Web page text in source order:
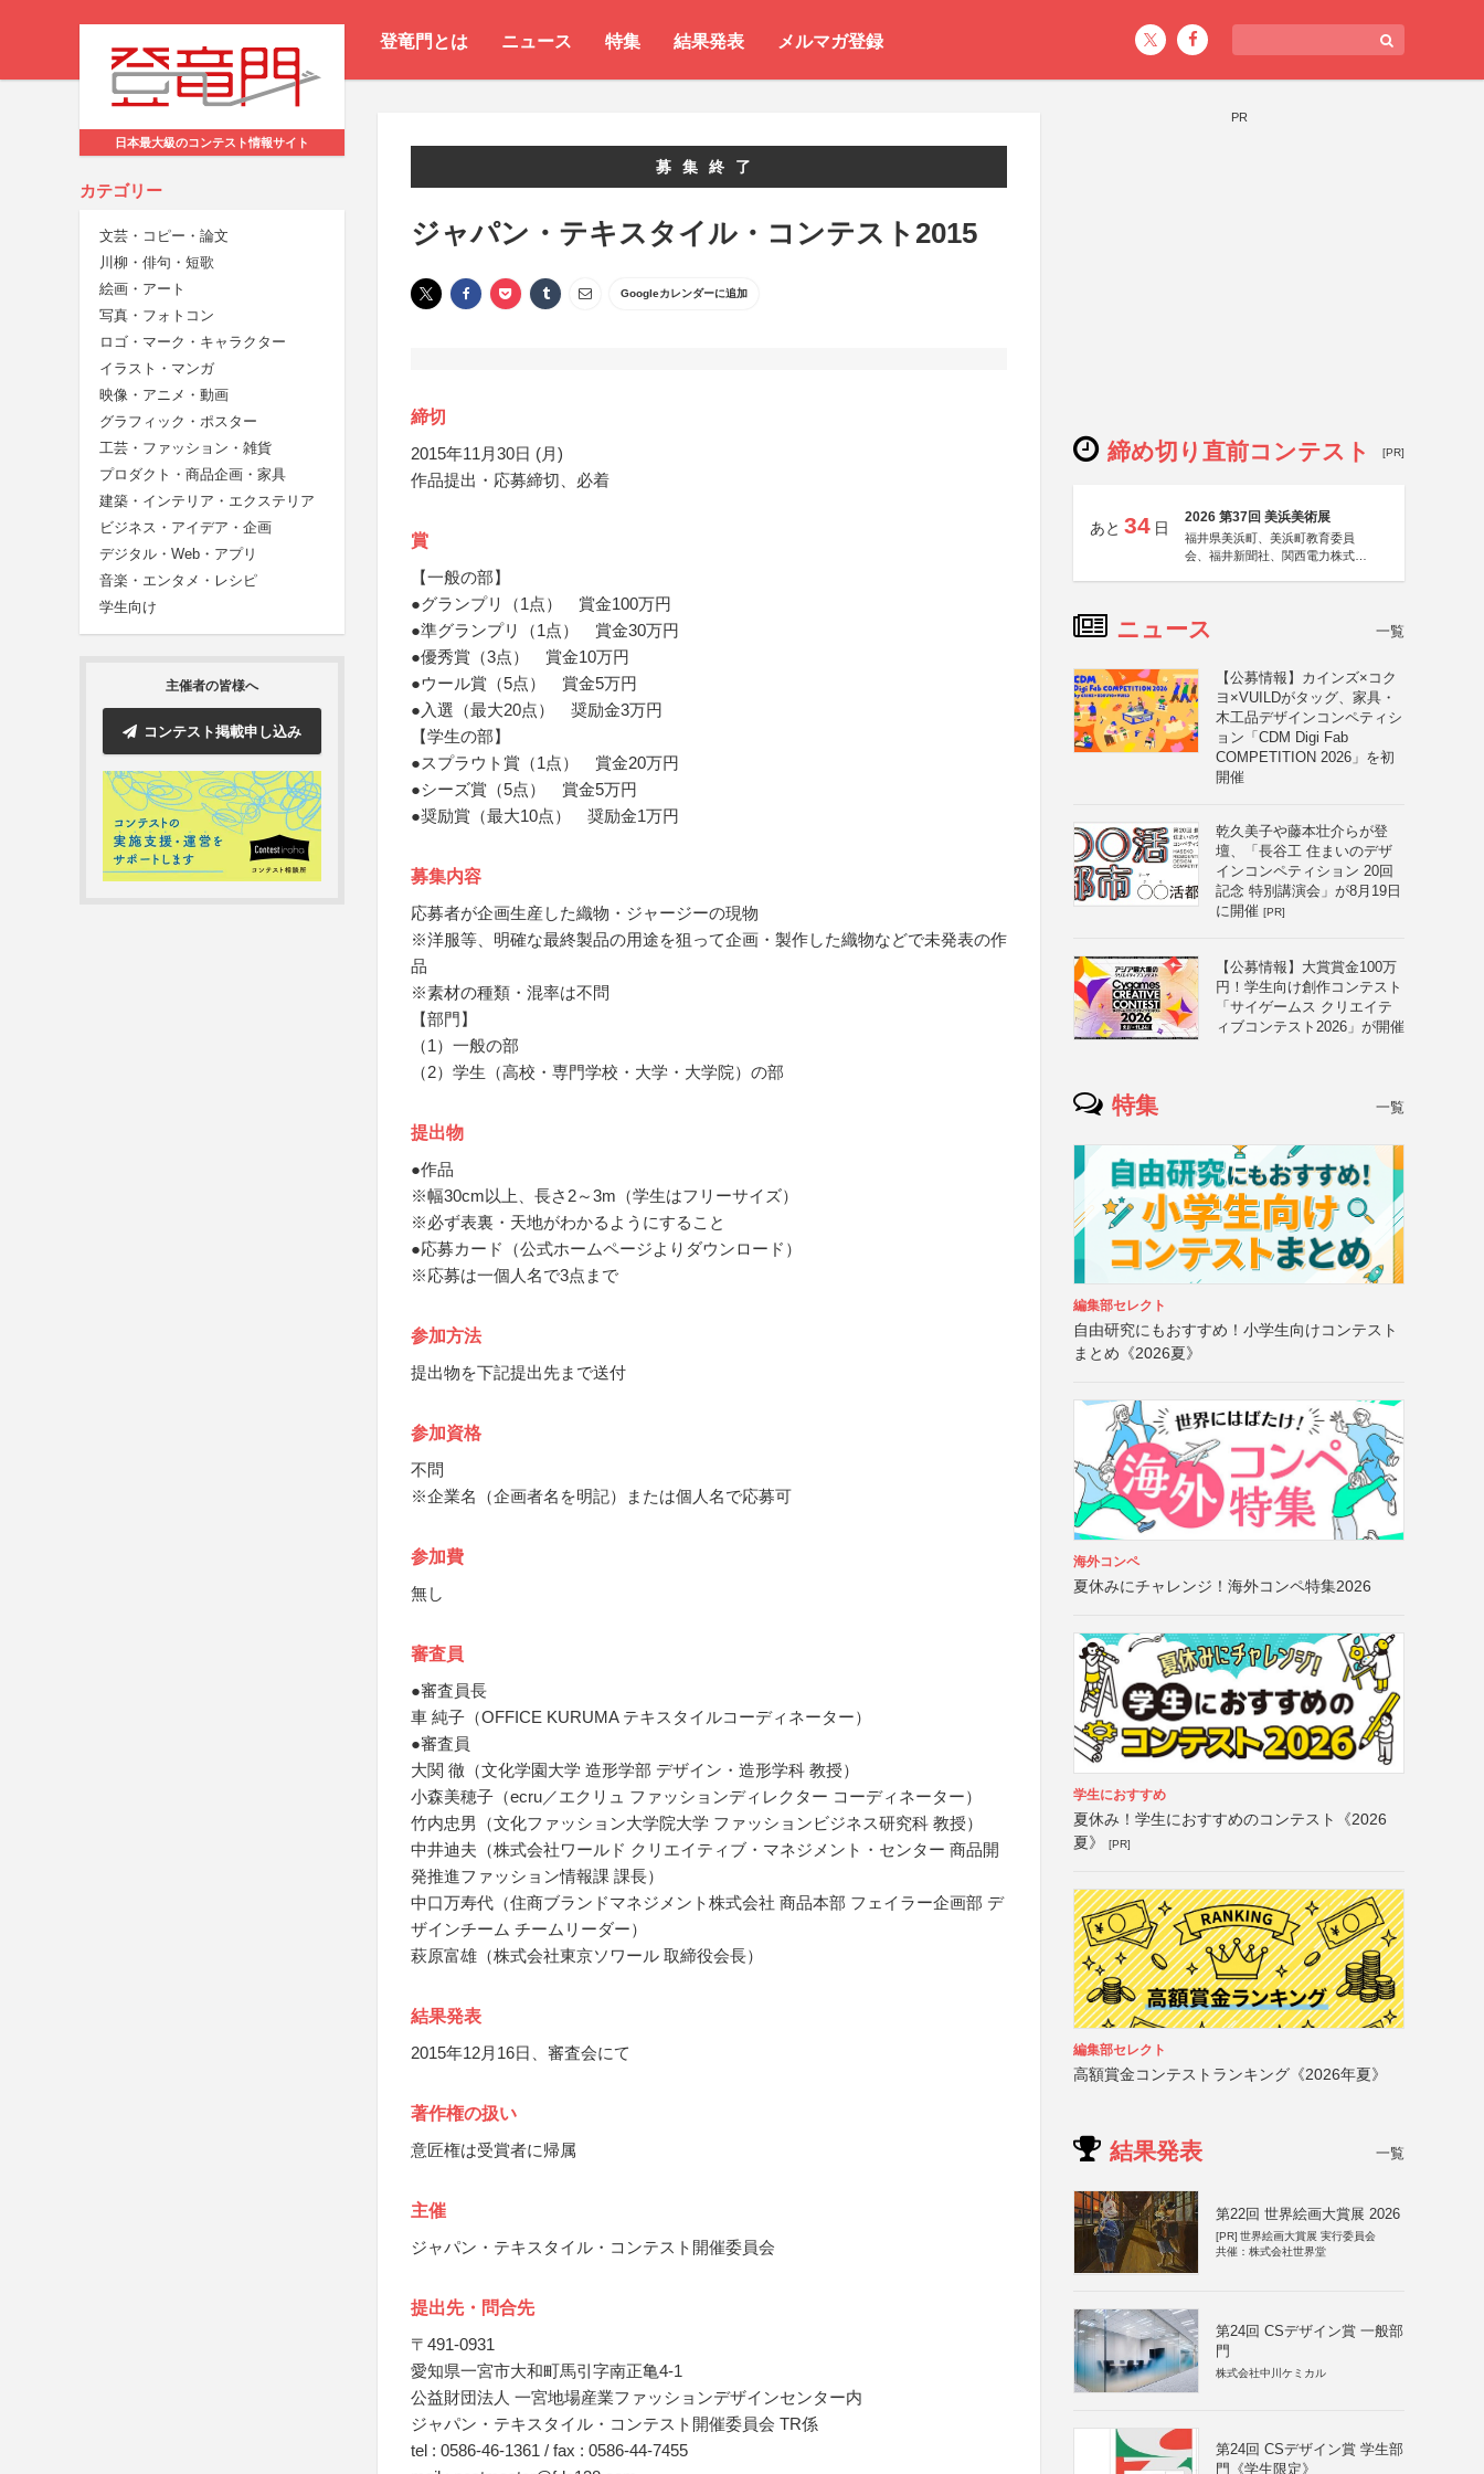
登竜門とは ニュース 特集 結果発表 メルマガ登録
日本最大級のコンテスト情報サイト
カテゴリー
文芸・コピー・論文
川柳・俳句・短歌
絵画・アート
写真・フォトコン
ロゴ・マーク・キャラクター
イラスト・マンガ
映像・アニメ・動画
グラフィック・ポスター
工芸・ファッション・雑貨
プロダクト・商品企画・家具
建築・インテリア・エクステリア
ビジネス・アイデア・企画
デジタル・Web・アプリ
音楽・エンタメ・レシピ
学生向け
主催者の皆様へ
コンテスト掲載申し込み
募集終了
ジャパン・テキスタイル・コンテスト2015
Googleカレンダーに追加
締切
2015年11月30日 (月)
作品提出・応募締切、必着
賞
【一般の部】
●グランプリ（1点） 賞金100万円
●準グランプリ（1点） 賞金30万円
●優秀賞（3点） 賞金10万円
●ウール賞（5点） 賞金5万円
●入選（最大20点） 奨励金3万円
【学生の部】
●スプラウト賞（1点） 賞金20万円
●シーズ賞（5点） 賞金5万円
●奨励賞（最大10点） 奨励金1万円
募集内容
応募者が企画生産した織物・ジャージーの現物
※洋服等、明確な最終製品の用途を狙って企画・製作した織物などで未発表の作
品
※素材の種類・混率は不問
【部門】
（1）一般の部
（2）学生（高校・専門学校・大学・大学院）の部
提出物
●作品
※幅30cm以上、長さ2～3m（学生はフリーサイズ）
※必ず表裏・天地がわかるようにすること
●応募カード（公式ホームページよりダウンロード）
※応募は一個人名で3点まで
参加方法
提出物を下記提出先まで送付
参加資格
不問
※企業名（企画者名を明記）または個人名で応募可
参加費
無し
審査員
●審査員長
車 純子（OFFICE KURUMA テキスタイルコーディネーター）
●審査員
大関 徹（文化学園大学 造形学部 デザイン・造形学科 教授）
小森美穂子（ecru／エクリュ ファッションディレクター コーディネーター）
竹内忠男（文化ファッション大学院大学 ファッションビジネス研究科 教授）
中井迪夫（株式会社ワールド クリエイティブ・マネジメント・センター 商品開
発推進ファッション情報課 課長）
中口万寿代（住商ブランドマネジメント株式会社 商品本部 フェイラー企画部 デ
ザインチーム チームリーダー）
萩原富雄（株式会社東京ソワール 取締役会長）
結果発表
2015年12月16日、審査会にて
著作権の扱い
意匠権は受賞者に帰属
主催
ジャパン・テキスタイル・コンテスト開催委員会
提出先・問合先
〒491-0931
愛知県一宮市大和町馬引字南正亀4-1
公益財団法人 一宮地場産業ファッションデザインセンター内
ジャパン・テキスタイル・コンテスト開催委員会 TR係
tel : 0586-46-1361 / fax : 0586-44-7455
PR
締め切り直前コンテスト [PR]
あと 34 日
2026 第37回 美浜美術展
福井県美浜町、美浜町教育委員
会、福井新聞社、関西電力株式会
ニュース 一覧
【公募情報】カインズ×コク
ヨ×VUILDがタッグ、家具・
木工品デザインコンペティシ
ョン「CDM Digi Fab
COMPETITION 2026」を初
開催
乾久美子や藤本壮介らが登
壇、「長谷工 住まいのデザ
インコンペティション 20回
記念 特別講演会」が8月19日
に開催 [PR]
【公募情報】大賞賞金100万
円！学生向け創作コンテスト
「サイゲームス クリエイテ
ィブコンテスト2026」が開催
特集 一覧
編集部セレクト
自由研究にもおすすめ！小学生向けコンテスト
まとめ《2026夏》
海外コンペ
夏休みにチャレンジ！海外コンペ特集2026
学生におすすめ
夏休み！学生におすすめのコンテスト《2026
夏》
[PR]
編集部セレクト
高額賞金コンテストランキング《2026年夏》
結果発表 一覧
第22回 世界絵画大賞展 2026
[PR] 世界絵画大賞展 実行委員会
共催：株式会社世界堂
第24回 CSデザイン賞 一般部
門
株式会社中川ケミカル
第24回 CSデザイン賞 学生部
門《学生限定》